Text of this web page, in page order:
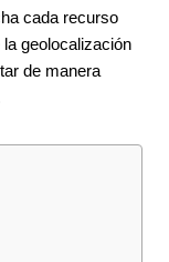
cada recurso
geolocalización
de manera